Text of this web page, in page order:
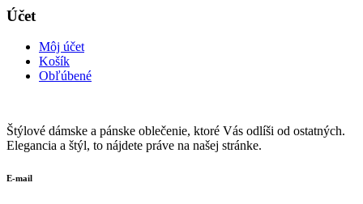
Účet
Môj účet
Košík
Obľúbené
Štýlové dámske a pánske oblečenie, ktoré Vás odlíši od ostatných.
Elegancia a štýl, to nájdete práve na našej stránke.
E-mail